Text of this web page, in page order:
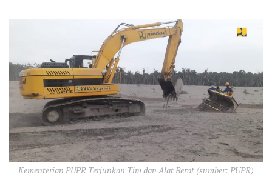
Kementerian PUPR Terjunkan Tim dan Alat Berat (sumber: PUPR)